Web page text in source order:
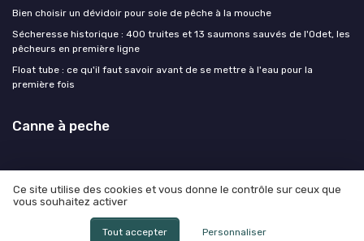
Bien choisir un dévidoir pour soie de pêche à la mouche
Sécheresse historique : 400 truites et 13 saumons sauvés de l'Odet, les
pêcheurs en première ligne
Float tube : ce qu'il faut savoir avant de se mettre à l'eau pour la
première fois
Canne à peche
Mentions légales
© Canne à peche 2026
Ce site utilise des cookies et vous donne le contrôle sur ceux que
vous souhaitez activer
Tout accepter Personnaliser